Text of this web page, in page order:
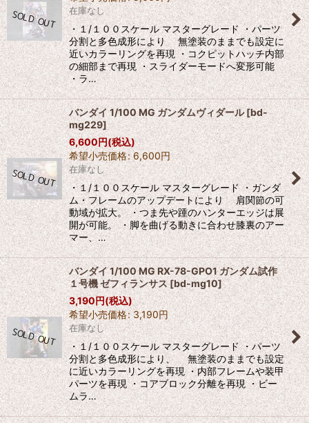
在庫なし
・１/１００スケール マスターグレード ・パーツ
分割と多色成形により 無塗装のままでも設定に
近いカラーリングを再現 ・コクピットハッチ内部
の細部まで再現 ・スライダーモードへ変形可能
・ラ…
バンダイ 1/100 MG ガンダムヴィダール[bd-
mg229]
6,600円(税込)
希望小売価格: 6,600円
在庫なし
・１/１００スケール マスターグレード ・ガンダ
ム・フレームのアップデートにより 肩関節の可
動域が拡大。 ・つま先や踵のハンターエッジは展
開が可能。 ・脚を曲げる動きに合わせ膝裏のアー
マー、…
バンダイ 1/100 MG RX-78-GPO1 ガンダム試作
１号機 ゼフィランサス[bd-mg10]
3,190円(税込)
希望小売価格: 3,190円
在庫なし
・１/１００スケール マスターグレード ・パーツ
分割と多色成形により、 無塗装のままでも設定
に近いカラーリングを再現 ・内部フレームや装甲
パーツを再現 ・コアブロック分離を再現 ・ビー
ムラ…